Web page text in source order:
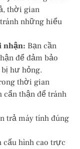
thời gian
những hiểu
nhận: Bạn cần
để đảm bảo
hư hỏng.
thời gian
cẩn thận để tránh
trả máy tính đúng
cấu hình cao trực